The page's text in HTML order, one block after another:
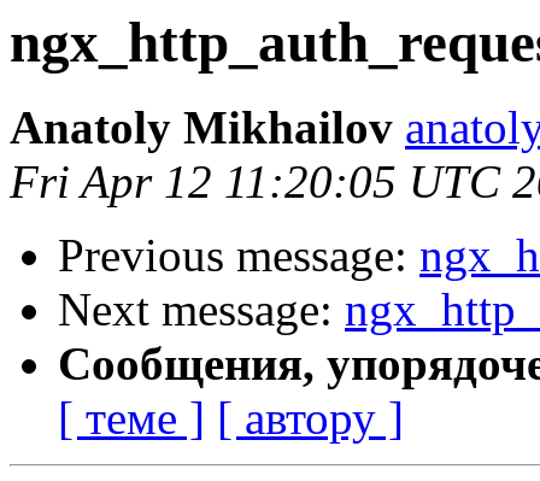
Anatoly Mikhailov
Fri Apr 12 11:20:05 UTC
Previous message:
Next message:
Сообщения,
[ теме ] [ автору ]